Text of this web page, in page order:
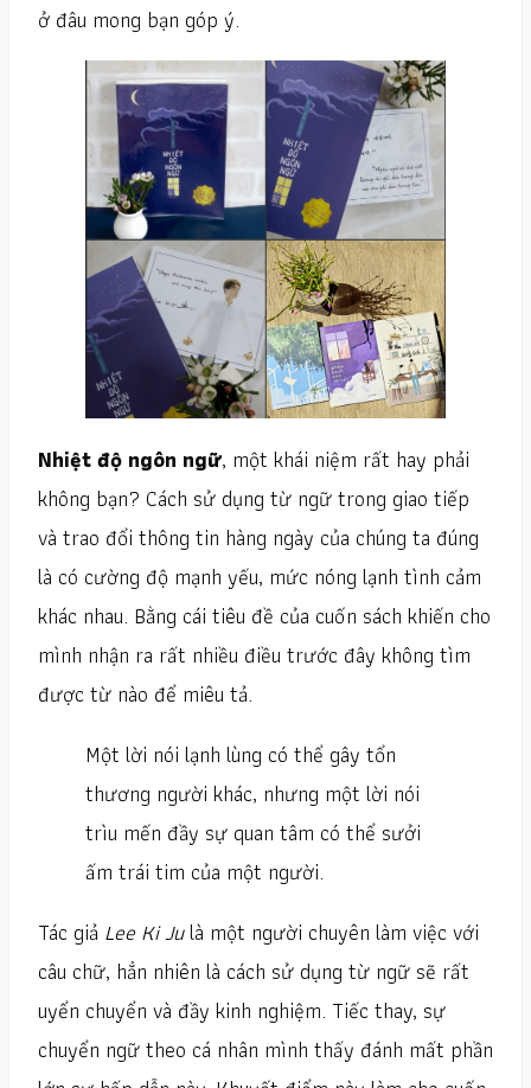
ở đâu mong bạn góp ý.
Nhiệt độ ngôn ngữ, một khái niệm rất hay phải
không bạn? Cách sử dụng từ ngữ trong giao tiếp
và trao đổi thông tin hàng ngày của chúng ta đúng
là có cường độ mạnh yếu, mức nóng lạnh tình cảm
khác nhau. Bằng cái tiêu đề của cuốn sách khiến cho
mình nhận ra rất nhiều điều trước đây không tìm
được từ nào để miêu tả.
Một lời nói lạnh lùng có thể gây tổn
thương người khác, nhưng một lời nói
trìu mến đầy sự quan tâm có thể sưởi
ấm trái tim của một người.
Tác giả Lee Ki Julà một người chuyên làm việc với
câu chữ, hẳn nhiên là cách sử dụng từ ngữ sẽ rất
uyển chuyển và đầy kinh nghiệm. Tiếc thay, sự
chuyển ngữ theo cá nhân mình thấy đánh mất phần